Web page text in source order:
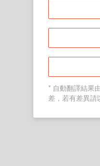
* 自動翻譯結果
差，若有差異請